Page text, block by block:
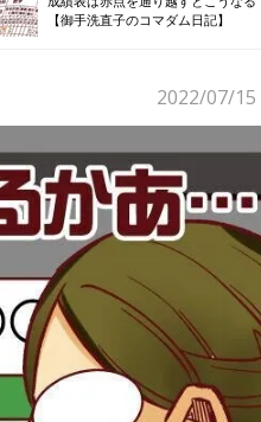
【御手洗直子のコマダム日記】
2022/07/15